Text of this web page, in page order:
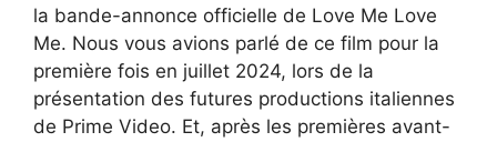
la bande-annonce officielle de Love Me Love
Me. Nous vous avions parlé de ce film pour la
première fois en juillet 2024, lors de la
présentation des futures productions italiennes
de Prime Video. Et, après les premières avant-